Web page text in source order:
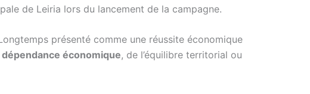
de Leiria lors du lancement de la campagne.
présenté comme une réussite économique
économique, de l’équilibre territorial ou